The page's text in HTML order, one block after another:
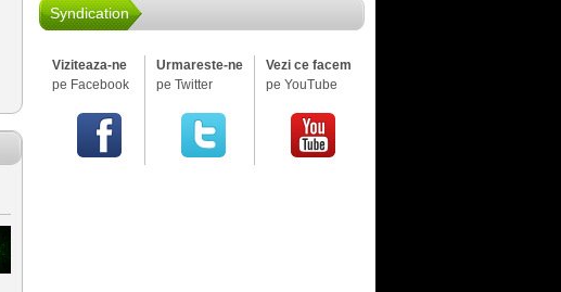
Syndication
Viziteaza-ne
pe Facebook
Urmareste-ne
pe Twitter
Vezi ce facem
pe YouTube